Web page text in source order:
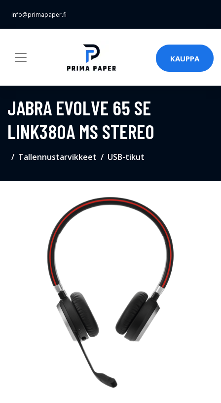
info@primapaper.fi
KAUPPA
JABRA EVOLVE 65 SE
LINK380A MS STEREO
Tallennustarvikkeet USB-tikut